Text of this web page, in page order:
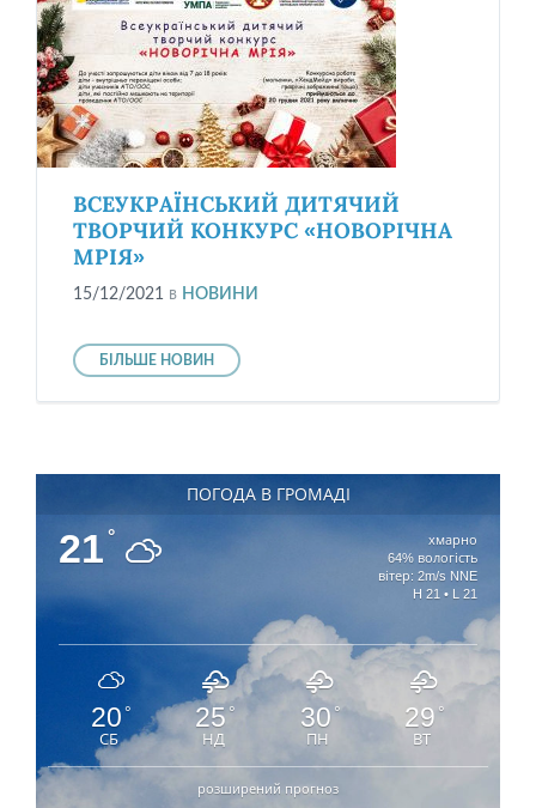
ВСЕУКРАЇНСЬКИЙ ДИТЯЧИЙ
ТВОРЧИЙ КОНКУРС «НОВОРІЧНА
МРІЯ»
15/12/2021 в НОВИНИ
БІЛЬШЕ НОВИН
ПОГОДА В ГРОМАДІ
21 °
хмарно
64% вологість
вітер: 2m/s NNE
H 21 • L 21
20 °
СБ
25°
НД
30 °
ПН
29 °
ВТ
розширений прогноз